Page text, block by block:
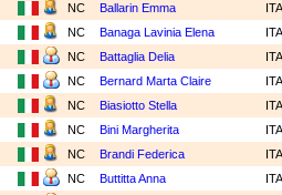
NC Ballarin Emma
NC Banaga Lavinia Elena
NC Battaglia Delia
NC Bernard Marta Claire
NC Biasiotto Stella
NC Bini Margherita
NC Brandi Federica
NC Buttitta Anna